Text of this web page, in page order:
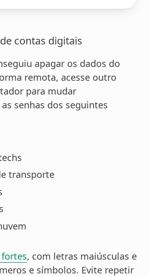
contas digitais
apagar os dados do
remota, acesse outro
para mudar
senhas dos seguintes
transporte
, com letras maiúsculas e
e símbolos. Evite repetir